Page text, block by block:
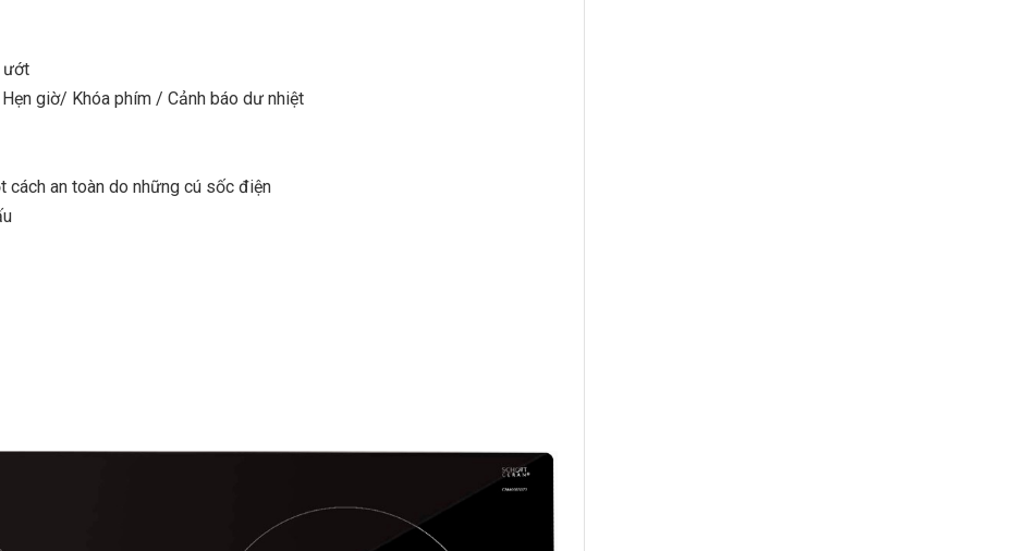
ướt
giờ/ Khóa phím / Cảnh báo dư nhiệt
an toàn do những cú sốc điện